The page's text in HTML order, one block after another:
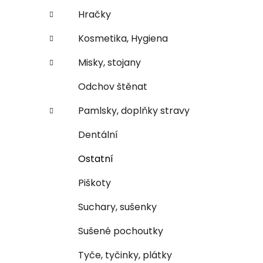
n
í
p
a
l
e
Hračky
Kosmetika, Hygiena
Misky, stojany
Odchov štěnat
Pamlsky, doplňky stravy
Dentální
Ostatní
Piškoty
Suchary, sušenky
Sušené pochoutky
Tyče, tyčinky, plátky